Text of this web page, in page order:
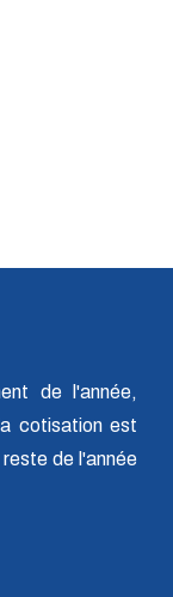
de l'année,
cotisation est
de l'année